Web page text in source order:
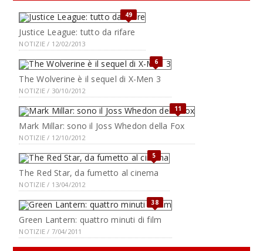
49
Justice League: tutto da rifare
NOTIZIE / 12/02/2013
6
The Wolverine è il sequel di X-Men 3
NOTIZIE / 30/10/2012
11
Mark Millar: sono il Joss Whedon della Fox
NOTIZIE / 12/10/2012
5
The Red Star, da fumetto al cinema
NOTIZIE / 13/04/2012
38
Green Lantern: quattro minuti di film
NOTIZIE / 7/04/2011